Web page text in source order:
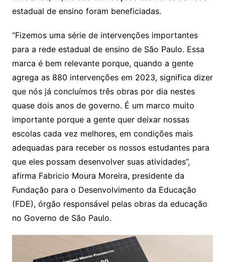
estadual de ensino foram beneficiadas.
“Fizemos uma série de intervenções importantes
para a rede estadual de ensino de São Paulo. Essa
marca é bem relevante porque, quando a gente
agrega as 880 intervenções em 2023, significa dizer
que nós já concluímos três obras por dia nestes
quase dois anos de governo. É um marco muito
importante porque a gente quer deixar nossas
escolas cada vez melhores, em condições mais
adequadas para receber os nossos estudantes para
que eles possam desenvolver suas atividades”,
afirma Fabricio Moura Moreira, presidente da
Fundação para o Desenvolvimento da Educação
(FDE), órgão responsável pelas obras da educação
no Governo de São Paulo.